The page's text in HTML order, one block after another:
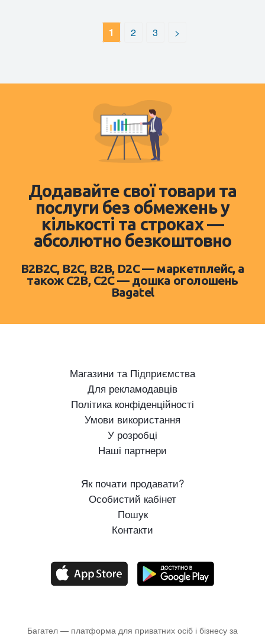
1 2 3 >
Додавайте свої товари та
послуги без обмежень у
кількості та строках —
абсолютно безкоштовно
B2B2C, B2C, B2B, D2C — маркетплейс, а
також C2B, C2C — дошка оголошень
Bagatel
Магазини та Підприємства
Для рекламодавців
Політика конфіденційності
Умови використання
У розробці
Наші партнери
Як почати продавати?
Особистий кабінет
Пошук
Контакти
Багател — платформа для приватних осіб і бізнесу за